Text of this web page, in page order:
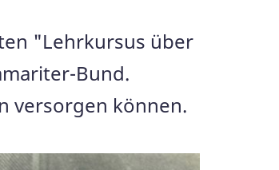
"Lehrkursus über
Bund.
versorgen können.